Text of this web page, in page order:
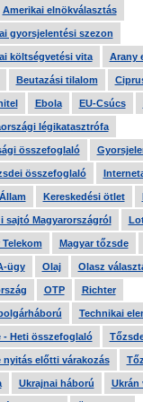
Amerikai elnökválasztás
gyorsjelentési szezon
költségvetési vita Arany
Beutazási tilalom
Ebola EU-Csúcs
légikatasztrófa
összefoglaló
összefoglaló
Kereskedési ötlet
sajtó Magyarországról
Telekom Magyar tőzsde
ügy Olaj Olasz
OTP Richter
Technikai
- Heti összefoglaló
nyitás előtti várakozás
Ukrajnai háború Ukrán